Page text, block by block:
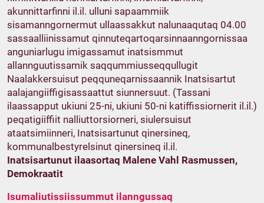
akunnittarfinni il.il. ulluni sapaammiik
sisamanngornermut ullaassakkut nalunaaqutaq 04.00
sassaalliinissamut qinnuteqartoqarsinnaanngornissaa
anguniarlugu imigassamut inatsismmut
allannguutissamik saqqummiusseqqullugit
Naalakkersuisut peqquneqarnissaannik Inatsisartut
aalajangiiffigisassaattut siunnersuut. (Tassani
ilaassapput ukiuni 25-ni, ukiuni 50-ni katiffissiornerit il.il.)
peqatigiiffiit nalliuttorsiorneri, siulersuisut
ataatsimiinneri, Inatsisartunut qinersineq,
kommunalbestyrelsinut qinersineq il.il.
Inatsisartunut ilaasortaq Malene Vahl Rasmussen,
Demokraatit
Isumaliutissiissummut ilanngussaq